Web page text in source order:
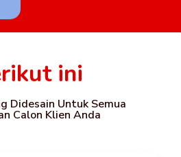
ini
Didesain Untuk Semua
Calon Klien Anda